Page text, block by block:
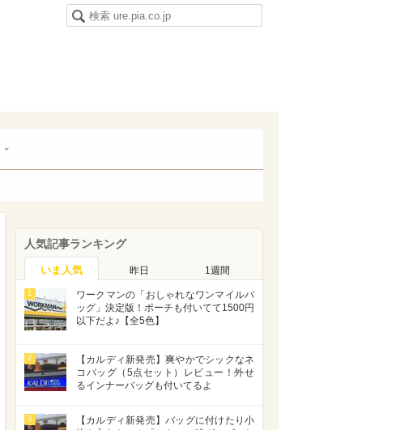
人気記事ランキング
いま人気 昨日 1週間
1
ワークマンの「おしゃれなワンマイルバ
ッグ」決定版！ポーチも付いてて1500円
以下だよ♪【全5色】
2
【カルディ新発売】爽やかでシックなネ
コバッグ（5点セット）レビュー！外せ
るインナーバッグも付いてるよ
3
【カルディ新発売】バッグに付けたり小